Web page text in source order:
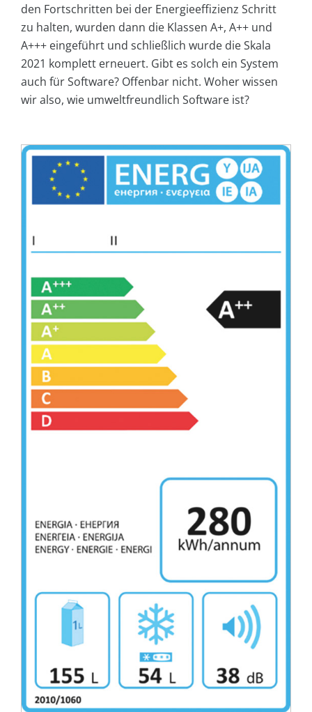
den Fortschritten bei der Energieeffizienz Schritt
zu halten, wurden dann die Klassen A+, A++ und
A+++ eingeführt und schließlich wurde die Skala
2021 komplett erneuert. Gibt es solch ein System
auch für Software? Offenbar nicht. Woher wissen
wir also, wie umweltfreundlich Software ist?